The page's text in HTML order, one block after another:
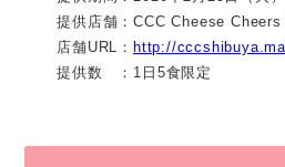
提供店舗：CCC Cheese
店舗URL： http://
提供数 ：1日5食限定